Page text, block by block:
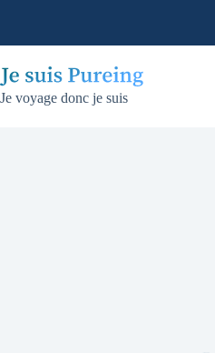
要
內
Je voyage donc je suis